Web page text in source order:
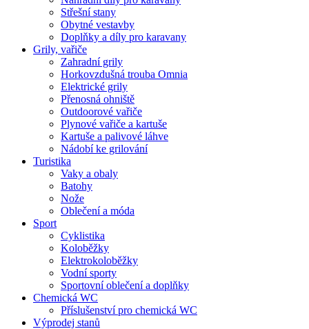
Střešní stany
Obytné vestavby
Doplňky a díly pro karavany
Grily, vařiče
Zahradní grily
Horkovzdušná trouba Omnia
Elektrické grily
Přenosná ohniště
Outdoorové vařiče
Plynové vařiče a kartuše
Kartuše a palivové láhve
Nádobí ke grilování
Turistika
Vaky a obaly
Batohy
Nože
Oblečení a móda
Sport
Cyklistika
Koloběžky
Elektrokoloběžky
Vodní sporty
Sportovní oblečení a doplňky
Chemická WC
Příslušenství pro chemická WC
Výprodej stanů